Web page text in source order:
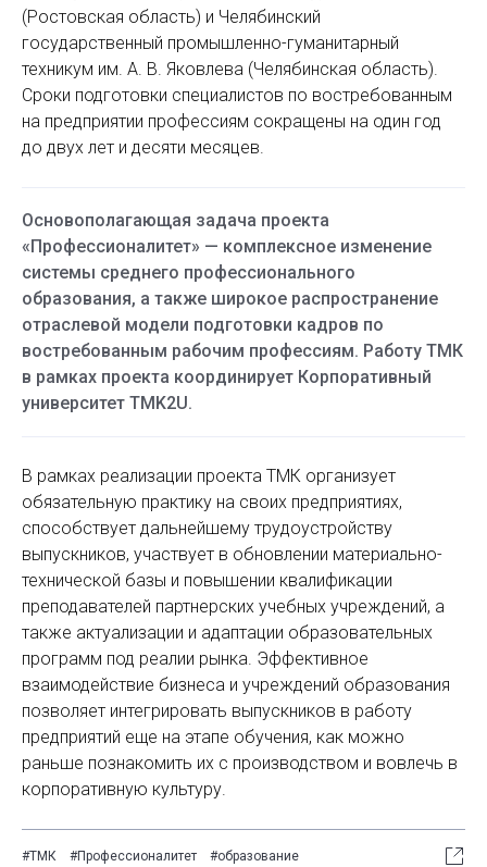
(Ростовская область) и Челябинский
государственный промышленно-гуманитарный
техникум им. А. В. Яковлева (Челябинская область).
Сроки подготовки специалистов по востребованным
на предприятии профессиям сокращены на один год
до двух лет и десяти месяцев.
Основополагающая задача проекта
«Профессионалитет» — комплексное изменение
системы среднего профессионального
образования, а также широкое распространение
отраслевой модели подготовки кадров по
востребованным рабочим профессиям. Работу ТМК
в рамках проекта координирует Корпоративный
университет TMK2U.
В рамках реализации проекта ТМК организует
обязательную практику на своих предприятиях,
способствует дальнейшему трудоустройству
выпускников, участвует в обновлении материально-
технической базы и повышении квалификации
преподавателей партнерских учебных учреждений, а
также актуализации и адаптации образовательных
программ под реалии рынка. Эффективное
взаимодействие бизнеса и учреждений образования
позволяет интегрировать выпускников в работу
предприятий еще на этапе обучения, как можно
раньше познакомить их с производством и вовлечь в
корпоративную культуру.
#ТМК #Профессионалитет #образование